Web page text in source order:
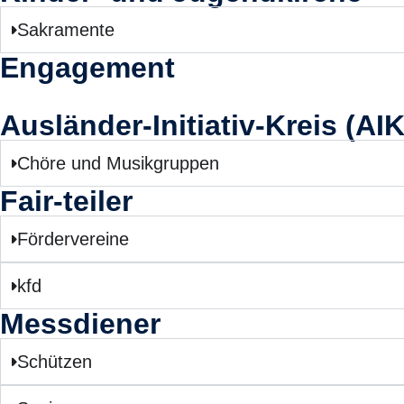
Sakramente
Engagement
Ausländer-Initiativ-Kreis
Chöre und Musikgruppen
Fair-teiler
Fördervereine
kfd
Messdiener
Schützen